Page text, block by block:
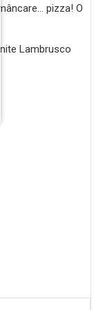
pizza! O
Lambrusco